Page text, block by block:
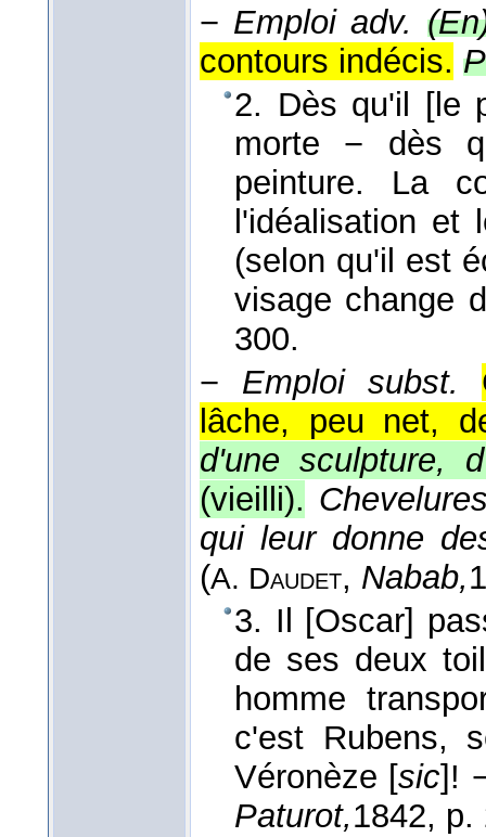
− Emploi adv.
contours indécis.
2. Dès qu'il [le
morte − dès
peinture. La
l'idéalisation et
(selon qu'il est
visage change
300.
− Emploi subst.
lâche, peu net,
d'une sculpture,
(vieilli).
qui leur donne
(A. Daudet, Nabab,
3. Il [Oscar]
de ses deux
homme
c'est Rubens,
Véronèze [sic]!
Paturot,1842, p.